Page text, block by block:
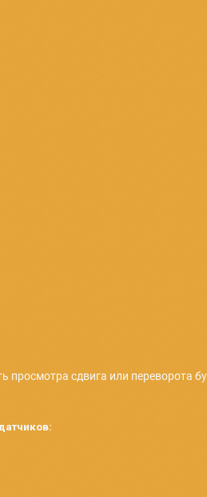
для мониторинга
ульев и мониторинга